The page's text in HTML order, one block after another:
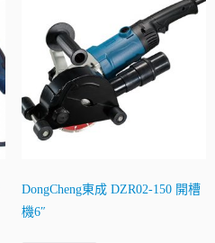
DongCheng東成 DZR02-150 開槽
機6″